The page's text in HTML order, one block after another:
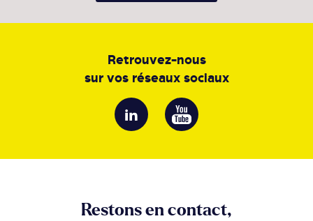
Retrouvez-nous
sur vos réseaux sociaux
Restons en contact,